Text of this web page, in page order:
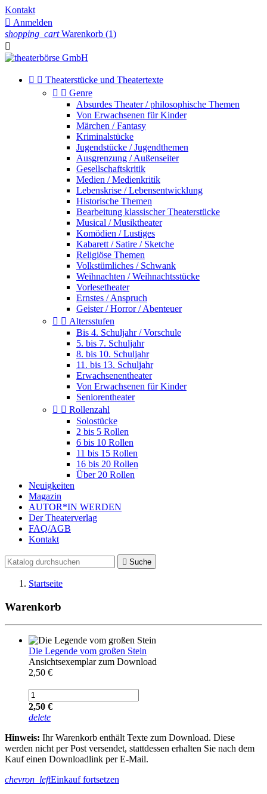
Kontakt
 Anmelden
shopping_cart Warenkorb (1)

  Theaterstücke und Theatertexte
  Genre
Absurdes Theater / philosophische Themen
Von Erwachsenen für Kinder
Märchen / Fantasy
Kriminalstücke
Jugendstücke / Jugendthemen
Ausgrenzung / Außenseiter
Gesellschaftskritik
Medien / Medienkritik
Lebenskrise / Lebensentwicklung
Historische Themen
Bearbeitung klassischer Theaterstücke
Musical / Musiktheater
Komödien / Lustiges
Kabarett / Satire / Sketche
Religiöse Themen
Volkstümliches / Schwank
Weihnachten / Weihnachtsstücke
Vorlesetheater
Ernstes / Anspruch
Geister / Horror / Abenteuer
  Altersstufen
Bis 4. Schuljahr / Vorschule
5. bis 7. Schuljahr
8. bis 10. Schuljahr
11. bis 13. Schuljahr
Erwachsenentheater
Von Erwachsenen für Kinder
Seniorentheater
  Rollenzahl
Solostücke
2 bis 5 Rollen
6 bis 10 Rollen
11 bis 15 Rollen
16 bis 20 Rollen
Über 20 Rollen
Neuigkeiten
Magazin
AUTOR*IN WERDEN
Der Theaterverlag
FAQ/AGB
Kontakt
 Suche
Startseite
Warenkorb
Die Legende vom großen Stein
Ansichtsexemplar zum Download
2,50 €
2,50 €
delete
Hinweis: Ihr Warenkorb enthält Texte zum Download. Diese
werden nicht per Post versendet, stattdessen erhalten Sie nach dem
Kauf einen Downloadlink per E-Mail.
chevron_leftEinkauf fortsetzen